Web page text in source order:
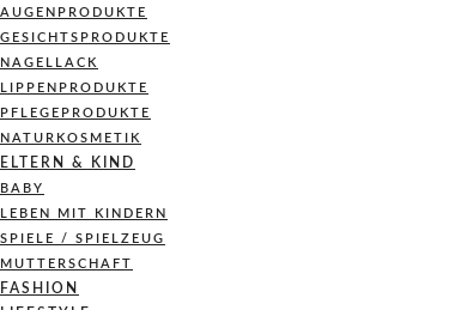
AUGENPRODUKTE
GESICHTSPRODUKTE
NAGELLACK
LIPPENPRODUKTE
PFLEGEPRODUKTE
NATURKOSMETIK
ELTERN & KIND
BABY
LEBEN MIT KINDERN
SPIELE / SPIELZEUG
MUTTERSCHAFT
FASHION